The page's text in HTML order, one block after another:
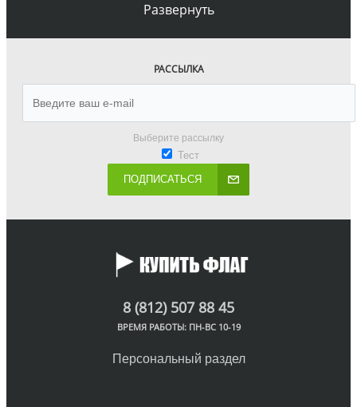
Развернуть
РАССЫЛКА
Выберите рассылку
Тест
ПОДПИСАТЬСЯ
8 (812) 507 88 45
ВРЕМЯ РАБОТЫ: ПН-ВС 10-19
Персональный раздел